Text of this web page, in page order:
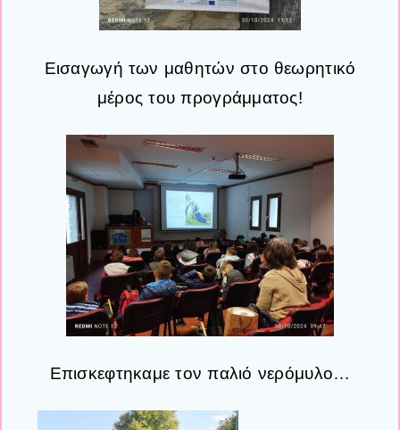
Εισαγωγή των μαθητών στο θεωρητικό
μέρος του προγράμματος!
Επισκεφτηκαμε τον παλιό νερόμυλο…